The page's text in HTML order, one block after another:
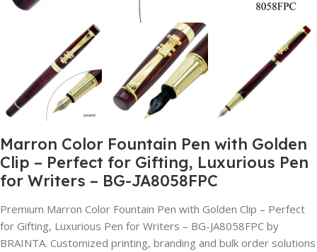
Marron Color Fountain Pen with Golden
Clip – Perfect for Gifting, Luxurious Pen
for Writers – BG-JA8058FPC
Premium Marron Color Fountain Pen with Golden Clip – Perfect
for Gifting, Luxurious Pen for Writers – BG-JA8058FPC by
BRAINTA. Customized printing, branding and bulk order solutions